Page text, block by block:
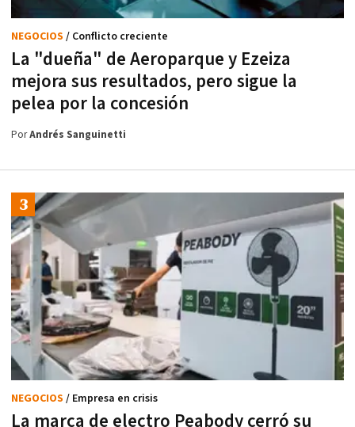
La "dueña" de Aeroparque y Ezeiza
mejora sus resultados, pero sigue la
pelea por la concesión
NEGOCIOS / Conflicto creciente
PorAndrés Sanguinetti
La marca de electro Peabody cerró su
NEGOCIOS / Empresa en crisis